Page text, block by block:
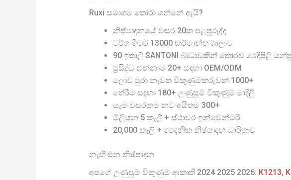
Ruxi සමාගම තෝරා ගන්නේ ඇයි?
නිෂ්පාදනයේ වසර 20ක පළපුරුද්ද
වර්ග මීටර් 13000 කර්මාන්ත ශාලාව
90 ඉතාලි SANTONI බාධාවකින් තොරව රෙදිපිළි
ප්‍රසිද්ධ සන්නාම 20+ සඳහා OEM/ODM
ලොව පුරා නැවත විකුණුම්කරුවන් 1000+
තේරීම සඳහා 180+ උණුසුම් විකුණුම් මාදිලි
සෑම වසරකම නව අයිතම 300+
මිලියන 5 කෑලි + ස්ථාවර ඉන්වෙන්ටරි
20,000 කෑලි + දෛනික නිෂ්පාදන ධාරිතාව
නැඟී එන නිෂ්පාදන
අපගේ උණුසුම් විකුණුම් ආකෘති 2024 2025 2026: K1213,